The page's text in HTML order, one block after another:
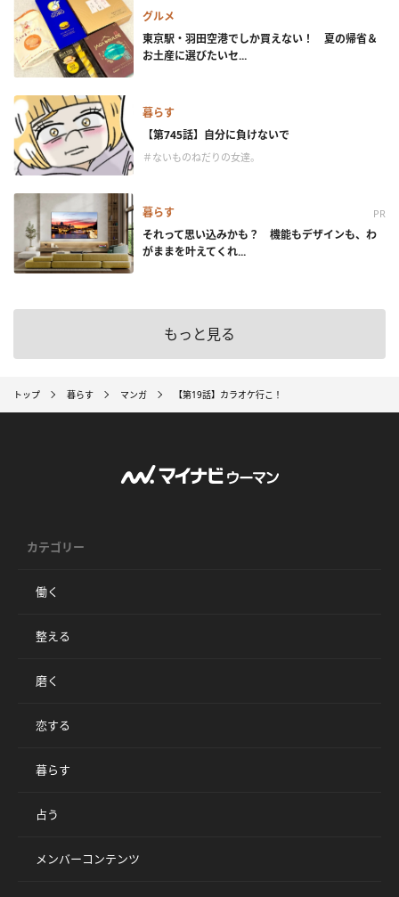
グルメ
東京駅・羽田空港でしか買えない！ 夏の帰省＆
お土産に選びたいセ...
暮らす
【第745話】自分に負けないで
＃ないものねだりの女達。
暮らす PR
それって思い込みかも？ 機能もデザインも、わ
がままを叶えてくれ...
もっと見る
トップ 暮らす マンガ 【第19話】カラオケ行こ！
カテゴリー
働く
整える
磨く
恋する
暮らす
占う
メンバーコンテンツ